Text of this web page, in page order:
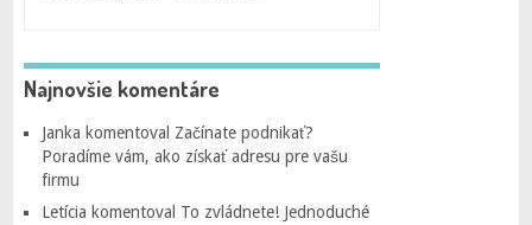
Najnovšie komentáre
Janka komentoval Začínate podnikať?
Poradíme vám, ako získať adresu pre vašu
firmu
Letícia komentoval To zvládnete! Jednoduché